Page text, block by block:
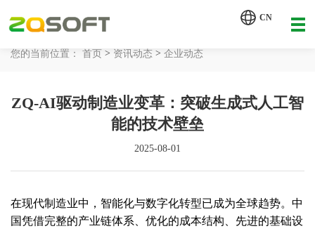
CN
工业AI
解决方案
客户案例
您的当前位置： 首页 > 资讯动态 > 企业动态
ZQ-AI驱动制造业变革：突破生成式人工智
能的技术壁垒
2025-08-01
在现代制造业中，智能化与数字化转型已成为全球趋势。中
国凭借完整的产业链体系、优化的成本结构、先进的基础设
【AI 智能体重塑企业运营管理.pdf】
详情致电 400-107-7178